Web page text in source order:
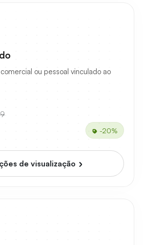
ou pessoal vinculado ao
-20%
de visualização